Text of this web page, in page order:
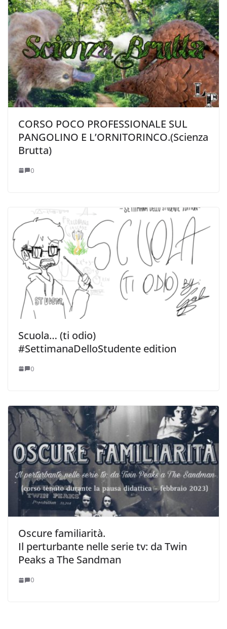
CORSO POCO PROFESSIONALE SUL
PANGOLINO E L’ORNITORINCO.(Scienza
Brutta)
0
Scuola… (ti odio)
#SettimanaDelloStudente edition
0
Oscure familiarità.
Il perturbante nelle serie tv: da Twin
Peaks a The Sandman
0